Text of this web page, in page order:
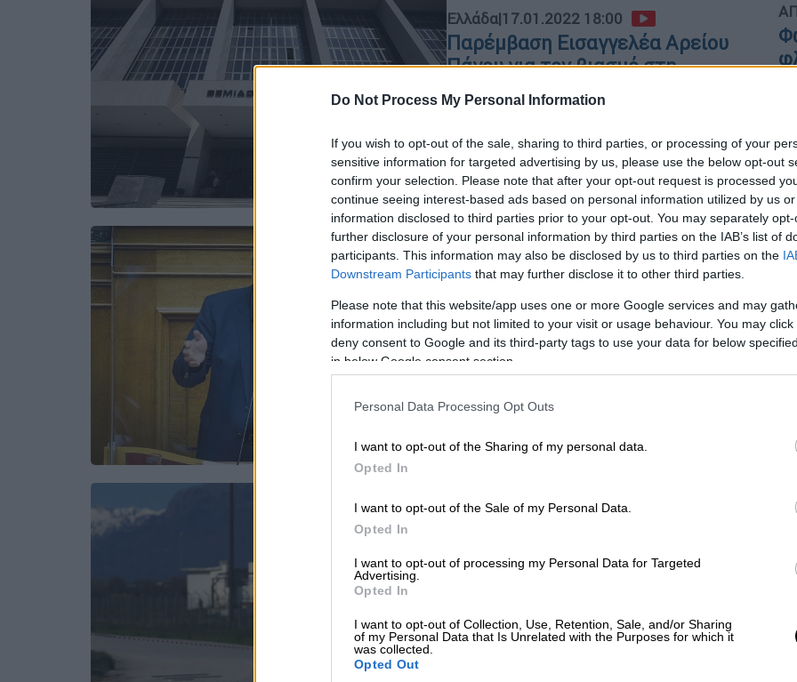
Do Not Process My Personal Information
If you wish to opt-out of the sale, sharing to third parties, or processing of your
sensitive information for targeted advertising by us, please use the below opt-out
confirm your selection. Please note that after your opt-out request is processed
continue seeing interest-based ads based on personal information utilized by us
information disclosed to third parties prior to your opt-out. You may separately
further disclosure of your personal information by third parties on the IAB’s list of
participants. This information may also be disclosed by us to third parties on the
Downstream Participants that may further disclose it to other third parties.
Please note that this website/app uses one or more Google services and may
information including but not limited to your visit or usage behaviour. You may
deny consent to Google and its third-party tags to use your data for below
in below Google consent section.
Personal Data Processing Opt Outs
I want to opt-out of the Sharing of my personal data.
Opted In
I want to opt-out of the Sale of my Personal Data.
Opted In
I want to opt-out of processing my Personal Data for Targeted
Advertising.
Opted In
I want to opt-out of Collection, Use, Retention, Sale, and/or Sharing
of my Personal Data that Is Unrelated with the Purposes for which it
was collected.
Opted Out
Ελλάδα|17.01.2022 18:00
Παρέμβαση Εισαγγελέα Αρείου
Πάγου για τον βιασμό στη
Θεσσαλονίκη
υπόθεση
Πολιτική|15.11.2021 17:45
Επιστολή Πολάκη στον εισαγγελέα
Αρείου Πάγου για την παράνομη
κλήση
Ο πρώην υπουργός ζητά να
προχωρήσει άμεσα σε πειθαρχικό
έλεγχο και τιμωρία του εισαγγελέα
Πρωτοδικών κ. Ανδρέου
εγκύκλιος Πλιώτα για
Πώς θα αντιμετωπίζονται οι
ανεμβολίαστοι κρατούμενοι που δεν